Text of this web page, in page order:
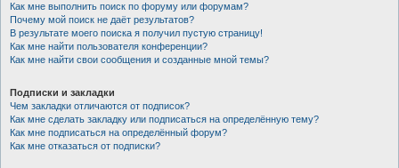
Как мне выполнить поиск по форуму или форумам?
Почему мой поиск не даёт результатов?
В результате моего поиска я получил пустую страницу!
Как мне найти пользователя конференции?
Как мне найти свои сообщения и созданные мной темы?
Подписки и закладки
Чем закладки отличаются от подписок?
Как мне сделать закладку или подписаться на определённую тему?
Как мне подписаться на определённый форум?
Как мне отказаться от подписки?